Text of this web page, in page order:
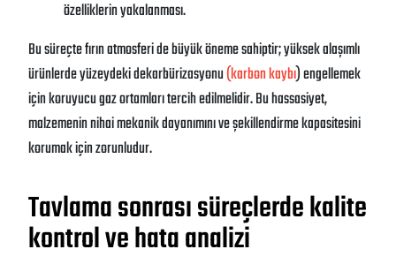
özelliklerin yakalanması.
Bu süreçte fırın atmosferi de büyük öneme sahiptir; yüksek alaşımlı
ürünlerde yüzeydeki dekarbürizasyonu(karbon kaybı) engellemek
için koruyucu gaz ortamları tercih edilmelidir. Bu hassasiyet,
malzemenin nihai mekanik dayanımını ve şekillendirme kapasitesini
korumak için zorunludur.
Tavlama sonrası süreçlerde kalite
kontrol ve hata analizi